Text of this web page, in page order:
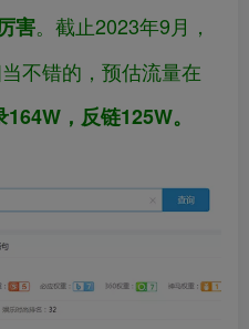
害。截止2023年9月，
不错的，预估流量在
，反链125W。